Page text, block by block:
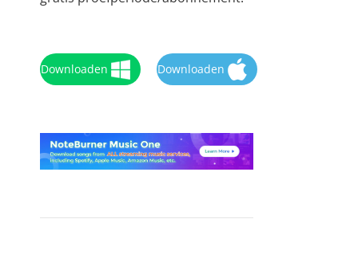
Downloaden Downloaden